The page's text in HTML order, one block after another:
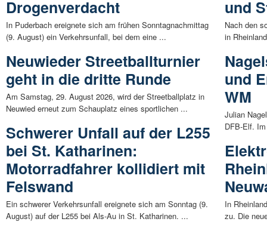
Drogenverdacht
In Puderbach ereignete sich am frühen Sonntagnachmittag
(9. August) ein Verkehrsunfall, bei dem eine ...
Neuwieder Streetballturnier
geht in die dritte Runde
Am Samstag, 29. August 2026, wird der Streetballplatz in
Neuwied erneut zum Schauplatz eines sportlichen ...
Schwerer Unfall auf der L255
bei St. Katharinen:
Motorradfahrer kollidiert mit
Felswand
Ein schwerer Verkehrsunfall ereignete sich am Sonntag (9.
August) auf der L255 bei Als-Au in St. Katharinen. ...
und
Nach den
in
und
WM
Julian
DFB-Elf.
In
zu. Die